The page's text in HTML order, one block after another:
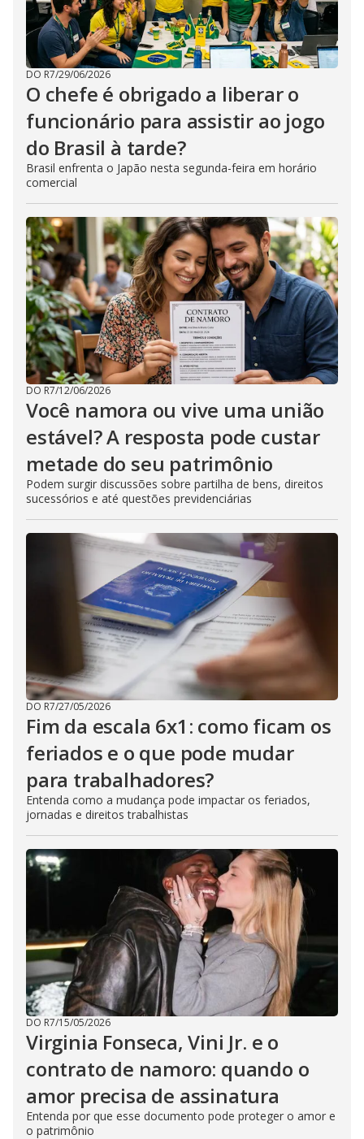
DO R7/29/06/2026
O chefe é obrigado a liberar o
funcionário para assistir ao jogo
do Brasil à tarde?
Brasil enfrenta o Japão nesta segunda-feira em horário
comercial
DO R7/12/06/2026
Você namora ou vive uma união
estável? A resposta pode custar
metade do seu patrimônio
Podem surgir discussões sobre partilha de bens, direitos
sucessórios e até questões previdenciárias
DO R7/27/05/2026
Fim da escala 6x1: como ficam os
feriados e o que pode mudar
para trabalhadores?
Entenda como a mudança pode impactar os feriados,
jornadas e direitos trabalhistas
DO R7/15/05/2026
Virginia Fonseca, Vini Jr. e o
contrato de namoro: quando o
amor precisa de assinatura
Entenda por que esse documento pode proteger o amor e
o patrimônio